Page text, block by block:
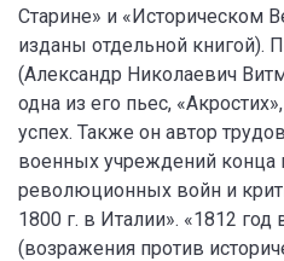
Старине» и «Историческом
изданы отдельной книгой).
(Александр Николаевич
одна из его пьес,
успех. Также он автор
военных учреждений конца
революционных войн и
1800 г. в Италии». «1812
(возражения против